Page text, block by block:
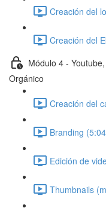
Creación del
Creación del
Módulo 4 -
Orgánico
Creación del
Branding
Edición de
Thumbnails